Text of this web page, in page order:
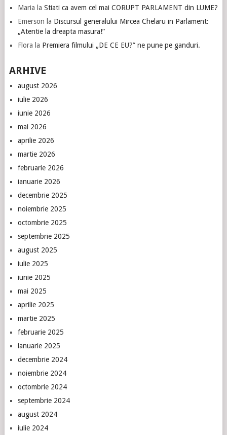
Maria la Stiati ca avem cel mai CORUPT PARLAMENT din LUME?
Emerson la Discursul generalului Mircea Chelaru in Parlament:
„Atentie la dreapta masura!”
Flora la Premiera filmului „DE CE EU?” ne pune pe ganduri.
ARHIVE
august 2026
iulie 2026
iunie 2026
mai 2026
aprilie 2026
martie 2026
februarie 2026
ianuarie 2026
decembrie 2025
noiembrie 2025
octombrie 2025
septembrie 2025
august 2025
iulie 2025
iunie 2025
mai 2025
aprilie 2025
martie 2025
februarie 2025
ianuarie 2025
decembrie 2024
noiembrie 2024
octombrie 2024
septembrie 2024
august 2024
iulie 2024